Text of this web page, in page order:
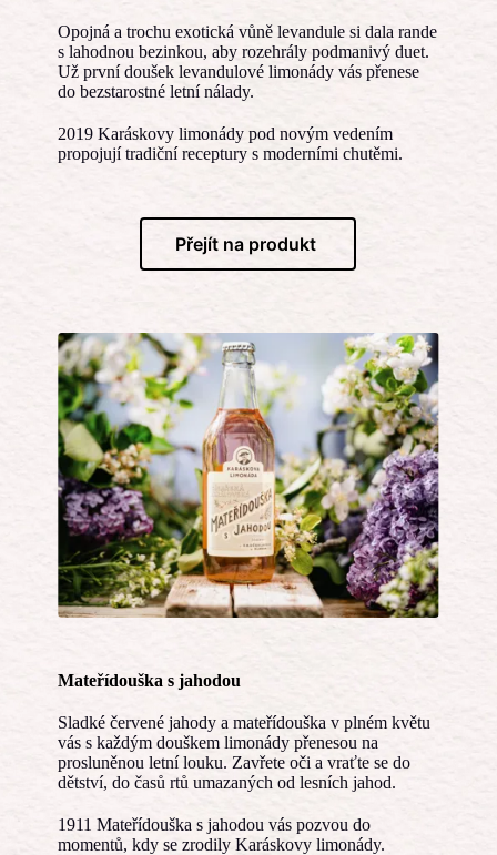
Opojná a trochu exotická vůně levandule si dala rande
s lahodnou bezinkou, aby rozehrály podmanivý duet.
Už první doušek levandulové limonády vás přenese
do bezstarostné letní nálady.
2019 Karáskovy limonády pod novým vedením
propojují tradiční receptury s moderními chutěmi.
Přejít na produkt
Mateřídouška s jahodou
Sladké červené jahody a mateřídouška v plném květu
vás s každým douškem limonády přenesou na
prosluněnou letní louku. Zavřete oči a vraťte se do
dětství, do časů rtů umazaných od lesních jahod.
1911 Mateřídouška s jahodou vás pozvou do
momentů, kdy se zrodily Karáskovy limonády.